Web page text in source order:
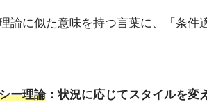
論に似た意味を持つ言葉に、「条件
ー理論：状況に応じてスタイルを変